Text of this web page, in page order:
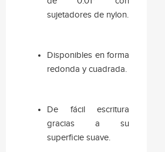
sujetadores de nylon.
Disponibles en forma
redonda y cuadrada.
De fácil escritura
gracias a su
superficie suave.